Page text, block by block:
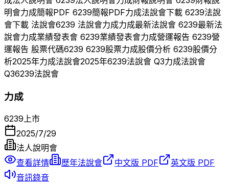
明會力成簡報PDF 6239簡報PDF力成法說會下載 6239法說
會下載 法說會6239 法說會力成力成最新法說會 6239最新法
說會力成業績發表會 6239業績發表會力成營運報告 6239營
運報告 股票代碼6239 6239股票力成股價分析 6239股價分
析2025年力成法說會2025年6239法說會 Q3力成法說會
Q36239法說會
力成
6239上市
2025/7/29
法人說明會
查看詳情
歷年法說會 中文版 PDF
英文版 PDF
音訊錄音